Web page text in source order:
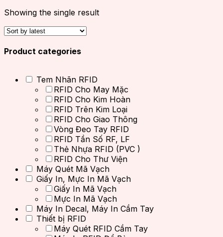
Showing the single result
Product categories
Tem Nhãn RFID
RFID Cho May Mặc
RFID Cho Kim Hoàn
RFID Trên Kim Loại
RFID Cho Giao Thông
Vòng Đeo Tay RFID
RFID Tần Số RF, LF
Thẻ Nhựa RFID (PVC )
RFID Cho Thư Viện
Máy Quét Mã Vạch
Giấy In, Mực In Mã Vạch
Giấy In Mã Vạch
Mực In Mã Vạch
Máy In Decal, Máy In Cầm Tay
Thiết bị RFID
Máy Quét RFID Cầm Tay